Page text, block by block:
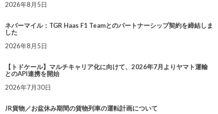
2026年8月5日
ネバーマイル：TGR Haas F1 Teamとのパートナーシップ契約を締結しま
した
2026年8月5日
【トドケール】マルチキャリア化に向けて、2026年7月よりヤマト運輸
とのAPI連携を開始
2026年7月30日
JR貨物／お盆休み期間の貨物列車の運転計画について